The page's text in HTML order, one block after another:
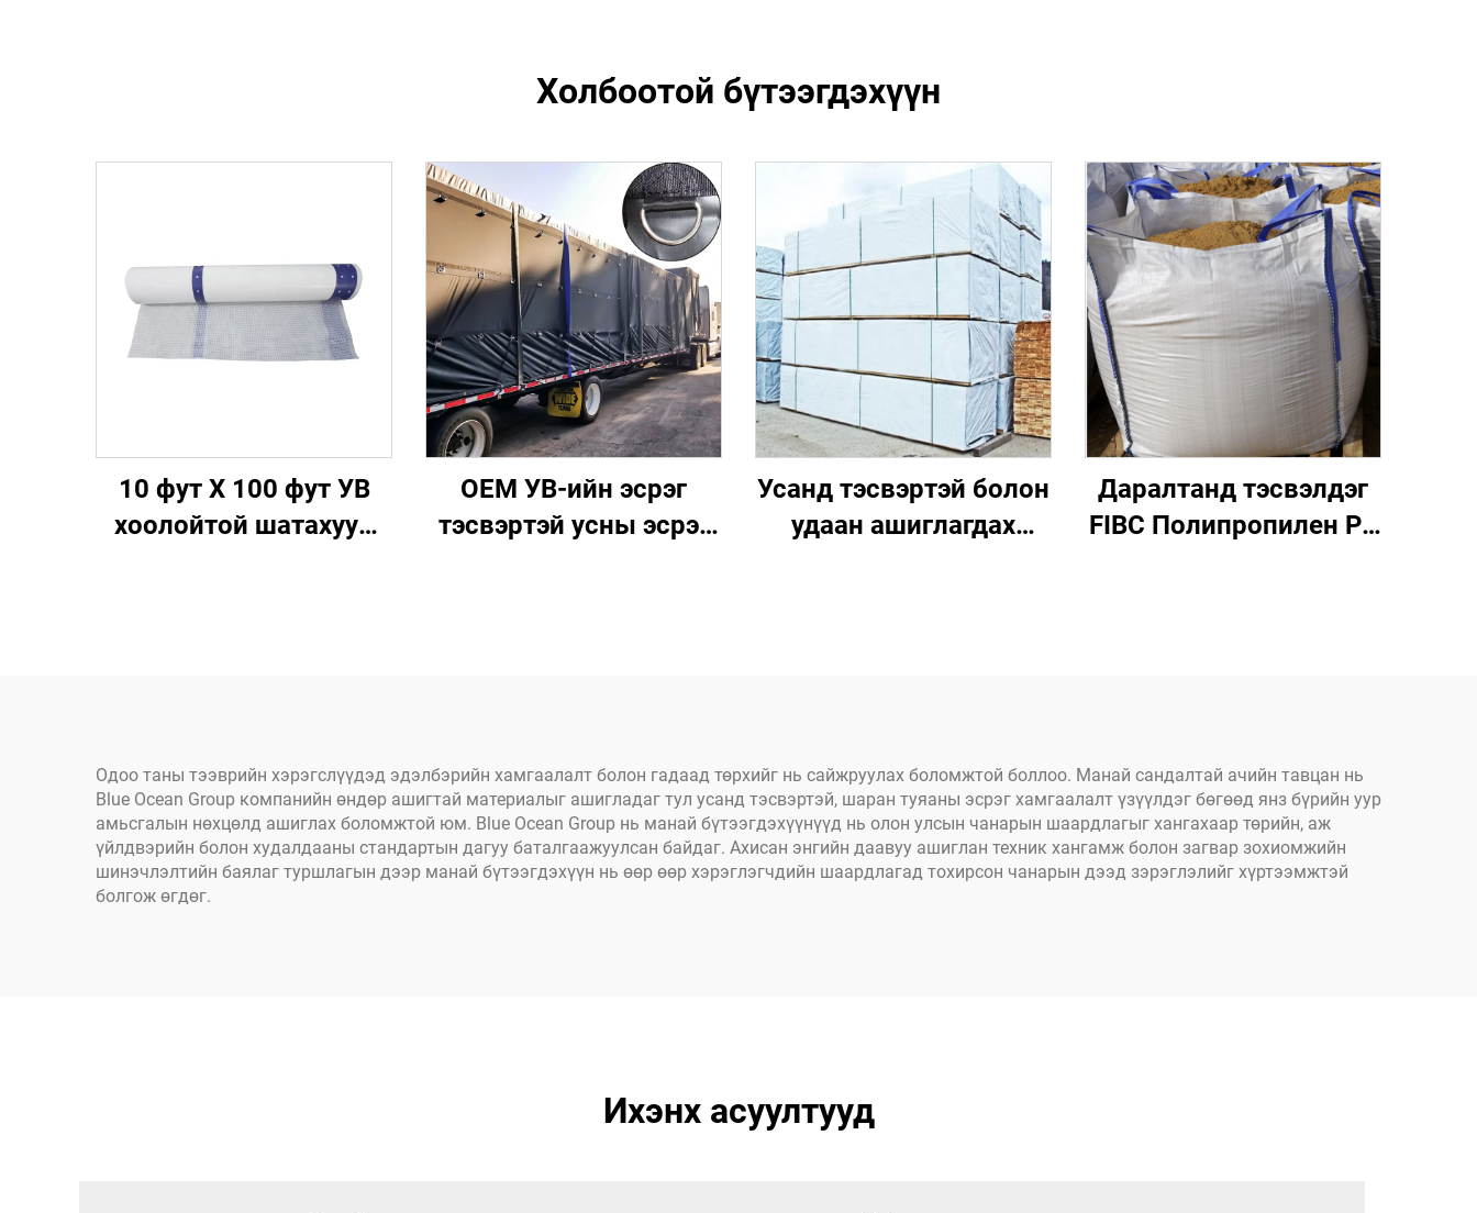
Холбоотой бүтээгдэхүүн
10 фут X 100 фут УВ
хоолойтой шатахуун
OEM УВ-ийн эсрэг
тэсвэртэй усны эсрэг
Усанд тэсвэртэй болон
удаан ашиглагдах
Даралтанд тэсвэлдэг
FIBC Полипропилен PP
Одоо таны тээврийн хэрэгслүүдэд эдэлбэрийн хамгаалалт болон гадаад төрхийг нь сайжруулах боломжтой боллоо. Манай сандалтай ачийн тавцан нь
Blue Ocean Group компанийн өндөр ашигтай материалыг ашигладаг тул усанд тэсвэртэй, шаран туяаны эсрэг хамгаалалт үзүүлдэг бөгөөд янз бүрийн уур
амьсгалын нөхцөлд ашиглах боломжтой юм. Blue Ocean Group нь манай бүтээгдэхүүнүүд нь олон улсын чанарын шаардлагыг хангахаар төрийн, аж
үйлдвэрийн болон худалдааны стандартын дагуу баталгаажуулсан байдаг. Ахисан энгийн даавуу ашиглан техник хангамж болон загвар зохиомжийн
шинэчлэлтийн баялаг туршлагын дээр манай бүтээгдэхүүн нь өөр өөр хэрэглэгчдийн шаардлагад тохирсон чанарын дээд зэрэглэлийг хүртээмжтэй
болгож өгдөг.
Ихэнх асуултууд